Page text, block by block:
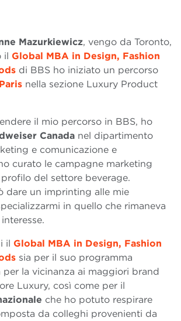
Mazurkiewicz, vengo da Toronto,
il Global MBA in Design, Fashion
di BBS ho iniziato un percorso
nella sezione Luxury Product
il mio percorso in BBS, ho
Canada nel dipartimento
e comunicazione e
curato le campagne marketing
del settore beverage.
dare un imprinting alle mie
in quello che rimaneva
il Global MBA in Design, Fashion
sia per il suo programma
per la vicinanza ai maggiori brand
Luxury, così come per il
che ho potuto respirare
da colleghi provenienti da